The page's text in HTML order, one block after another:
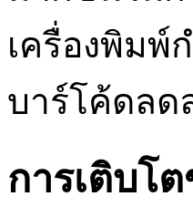
เครื่องพิมพ์
บาร์โค้ดลด
การเติบโ